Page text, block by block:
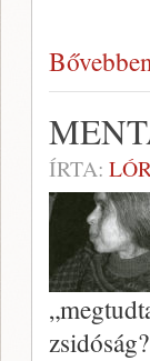
ÍRTA:
zsidóság?